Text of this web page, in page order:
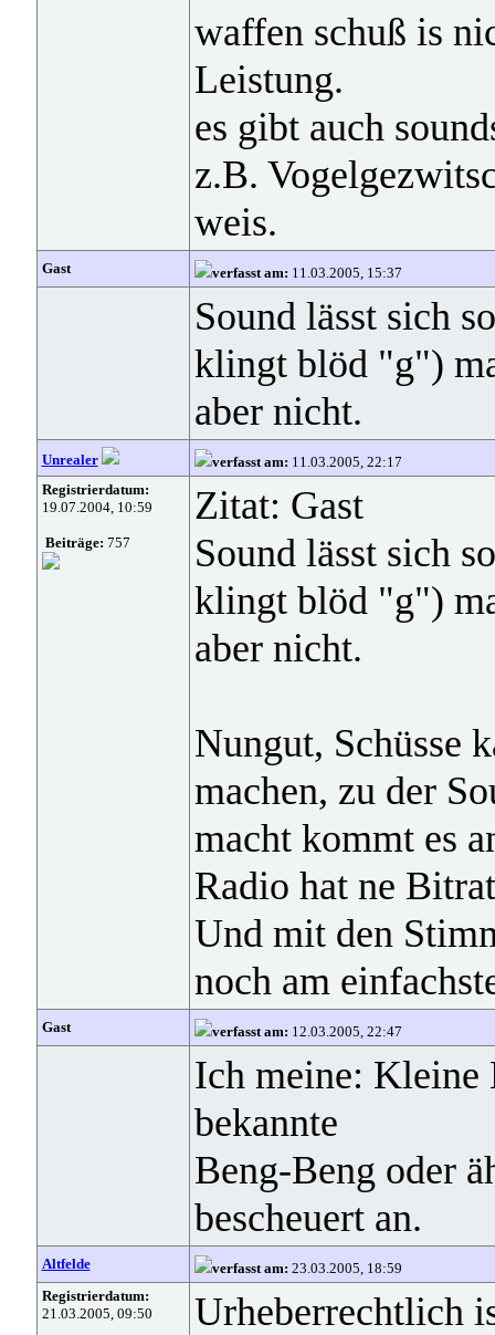
waffen schuß is
Leistung.
es gibt auch
z.B.
weis.
Gast verfasst am: 11.03.2005, 15:37
Sound lässt sich
klingt blöd "g")
aber nicht.
Unrealer verfasst am: 11.03.2005, 22:17
Registrierdatum:
19.07.2004, 10:59
Beiträge: 757
Zitat: Gast
Sound lässt sich
klingt blöd "g")
aber nicht.
Nungut, Schüsse
machen, zu der
macht kommt es
Radio hat ne
Und mit den
noch am
Gast verfasst am: 12.03.2005, 22:47
Ich meine: Kleine
bekannte
Beng-Beng oder
bescheuert an.
Altfelde verfasst am: 23.03.2005, 18:59
Registrierdatum:
21.03.2005, 09:50
Urheberrechtlich